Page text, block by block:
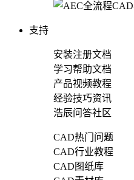
支持
安装注册文档
学习帮助文档
产品视频教程
经验技巧资讯
浩辰问答社区
CAD热门问题
CAD行业教程
CAD图纸库